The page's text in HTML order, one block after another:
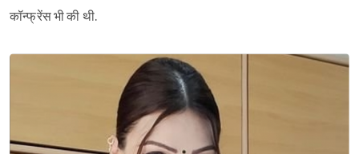
कॉन्फ्रेंस भी की थी.